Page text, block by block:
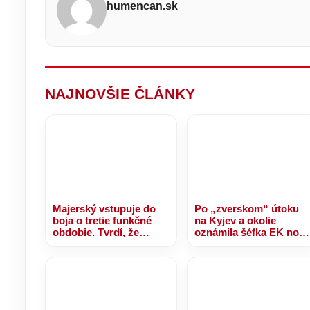
Kirňak
z
na
stoličku?
humencan.sk
NAJNOVŠIE ČLÁNKY
Majerský vstupuje do
boja o tretie funkčné
obdobie. Tvrdí, že
Po „zverskom“ útoku
na Kyjev a okolie
oznámila šéfka EK novú